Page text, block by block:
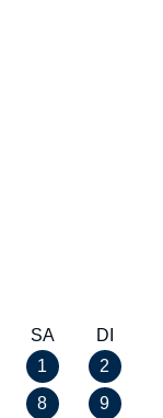
SA
DI
1
2
8
9